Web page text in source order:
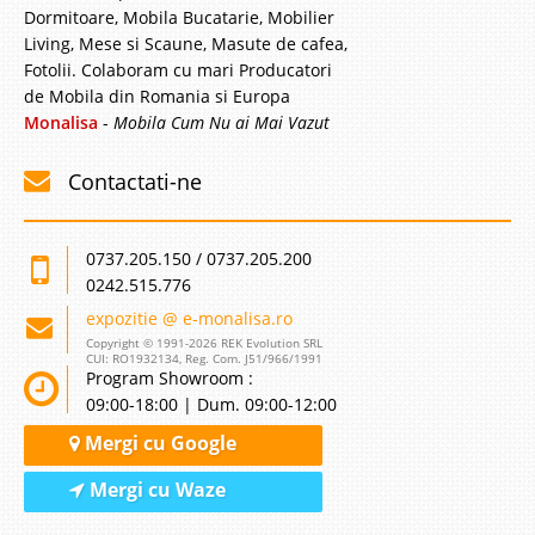
Dormitoare, Mobila Bucatarie, Mobilier
Living, Mese si Scaune, Masute de cafea,
Fotolii. Colaboram cu mari Producatori
de Mobila din Romania si Europa
Monalisa - Mobila Cum Nu ai Mai Vazut
Contactati-ne
0737.205.150 / 0737.205.200
0242.515.776
expozitie @ e-monalisa.ro
Copyright © 1991-2026 REK Evolution SRL
CUI: RO1932134, Reg. Com. J51/966/1991
Program Showroom :
09:00-18:00 | Dum. 09:00-12:00
Mergi cu Google
Mergi cu Waze